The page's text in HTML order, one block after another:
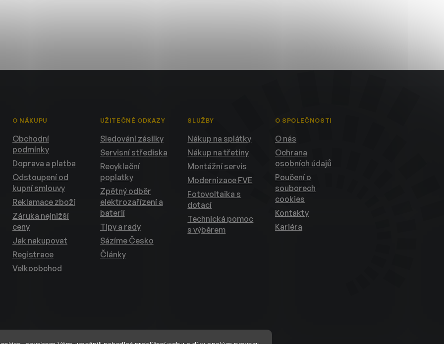
O NÁKUPU
Obchodní
podmínky
Doprava a platba
Odstoupení od
kupní smlouvy
Reklamace zboží
Záruka nejnižší
ceny
Jak nakupovat
Registrace
Velkoobchod
UŽITEČNÉ ODKAZY
Sledování zásilky
Servisní střediska
Recyklační
poplatky
Zpětný odběr
elektrozařízení a
baterií
Tipy a rady
Sázíme Česko
Články
SLUŽBY
Nákup na splátky
Nákup na třetiny
Montážní servis
Modernizace FVE
Fotovoltaika s
dotací
Technická pomoc
s výběrem
O SPOLEČNOSTI
O nás
Ochrana
osobních údajů
Poučení o
souborech
cookies
Kontakty
Kariéra